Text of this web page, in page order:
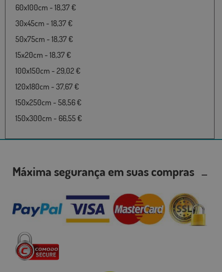
60x100cm - 18,37 €
30x45cm - 18,37 €
50x75cm - 18,37 €
15x20cm - 18,37 €
100x150cm - 29,02 €
120x180cm - 37,67 €
150x250cm - 58,56 €
150x300cm - 66,55 €
Máxima segurança em suas compras